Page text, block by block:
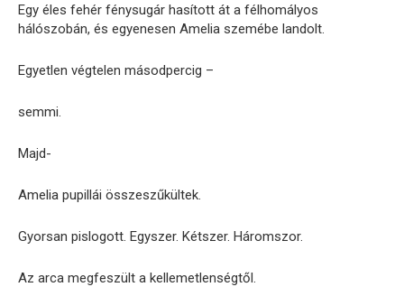
Egy éles fehér fénysugár hasított át a félhomályos
hálószobán, és egyenesen Amelia szemébe landolt.
Egyetlen végtelen másodpercig –
semmi.
Majd-
Amelia pupillái összeszűkültek.
Gyorsan pislogott. Egyszer. Kétszer. Háromszor.
Az arca megfeszült a kellemetlenségtől.